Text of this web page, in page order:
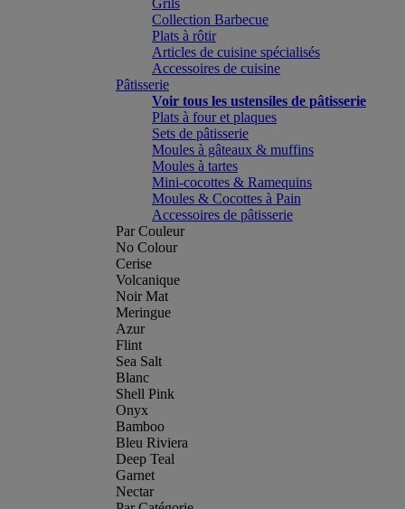
Grils
Collection Barbecue
Plats à rôtir
Articles de cuisine spécialisés
Accessoires de cuisine
Pâtisserie
Voir tous les ustensiles de pâtisserie
Plats à four et plaques
Sets de pâtisserie
Moules à gâteaux & muffins
Moules à tartes
Mini-cocottes & Ramequins
Moules & Cocottes à Pain
Accessoires de pâtisserie
Par Couleur
No Colour
Cerise
Volcanique
Noir Mat
Meringue
Azur
Flint
Sea Salt
Blanc
Shell Pink
Onyx
Bamboo
Bleu Riviera
Deep Teal
Garnet
Nectar